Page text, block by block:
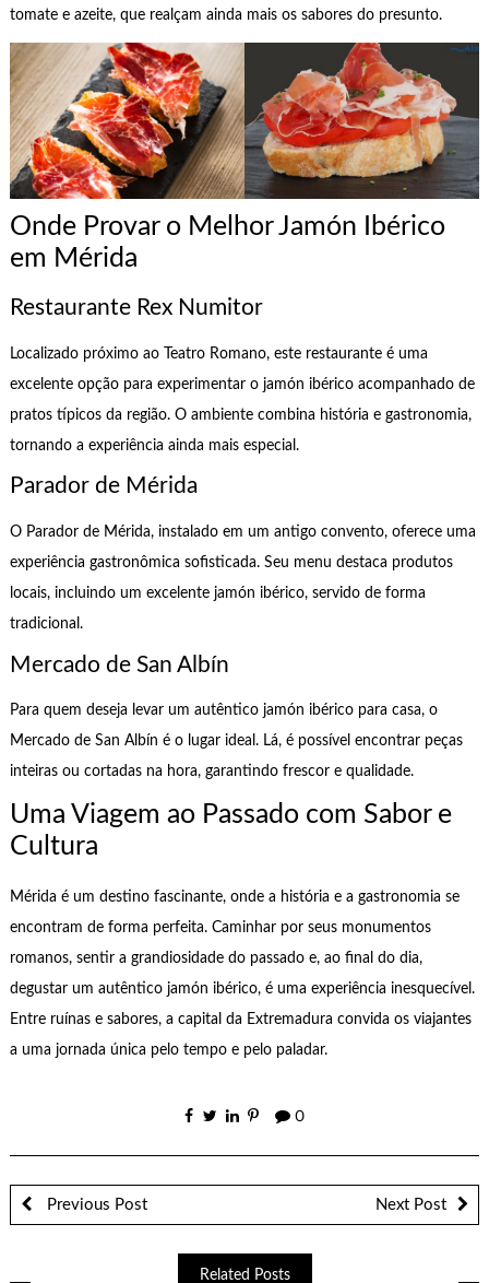
tomate e azeite, que realçam ainda mais os sabores do presunto.
Onde Provar o Melhor Jamón Ibérico
em Mérida
Restaurante Rex Numitor
Localizado próximo ao Teatro Romano, este restaurante é uma
excelente opção para experimentar o jamón ibérico acompanhado de
pratos típicos da região. O ambiente combina história e gastronomia,
tornando a experiência ainda mais especial.
Parador de Mérida
O Parador de Mérida, instalado em um antigo convento, oferece uma
experiência gastronômica sofisticada. Seu menu destaca produtos
locais, incluindo um excelente jamón ibérico, servido de forma
tradicional.
Mercado de San Albín
Para quem deseja levar um autêntico jamón ibérico para casa, o
Mercado de San Albín é o lugar ideal. Lá, é possível encontrar peças
inteiras ou cortadas na hora, garantindo frescor e qualidade.
Uma Viagem ao Passado com Sabor e
Cultura
Mérida é um destino fascinante, onde a história e a gastronomia se
encontram de forma perfeita. Caminhar por seus monumentos
romanos, sentir a grandiosidade do passado e, ao final do dia,
degustar um autêntico jamón ibérico, é uma experiência inesquecível.
Entre ruínas e sabores, a capital da Extremadura convida os viajantes
a uma jornada única pelo tempo e pelo paladar.
0
Previous Post Next Post
Related Posts